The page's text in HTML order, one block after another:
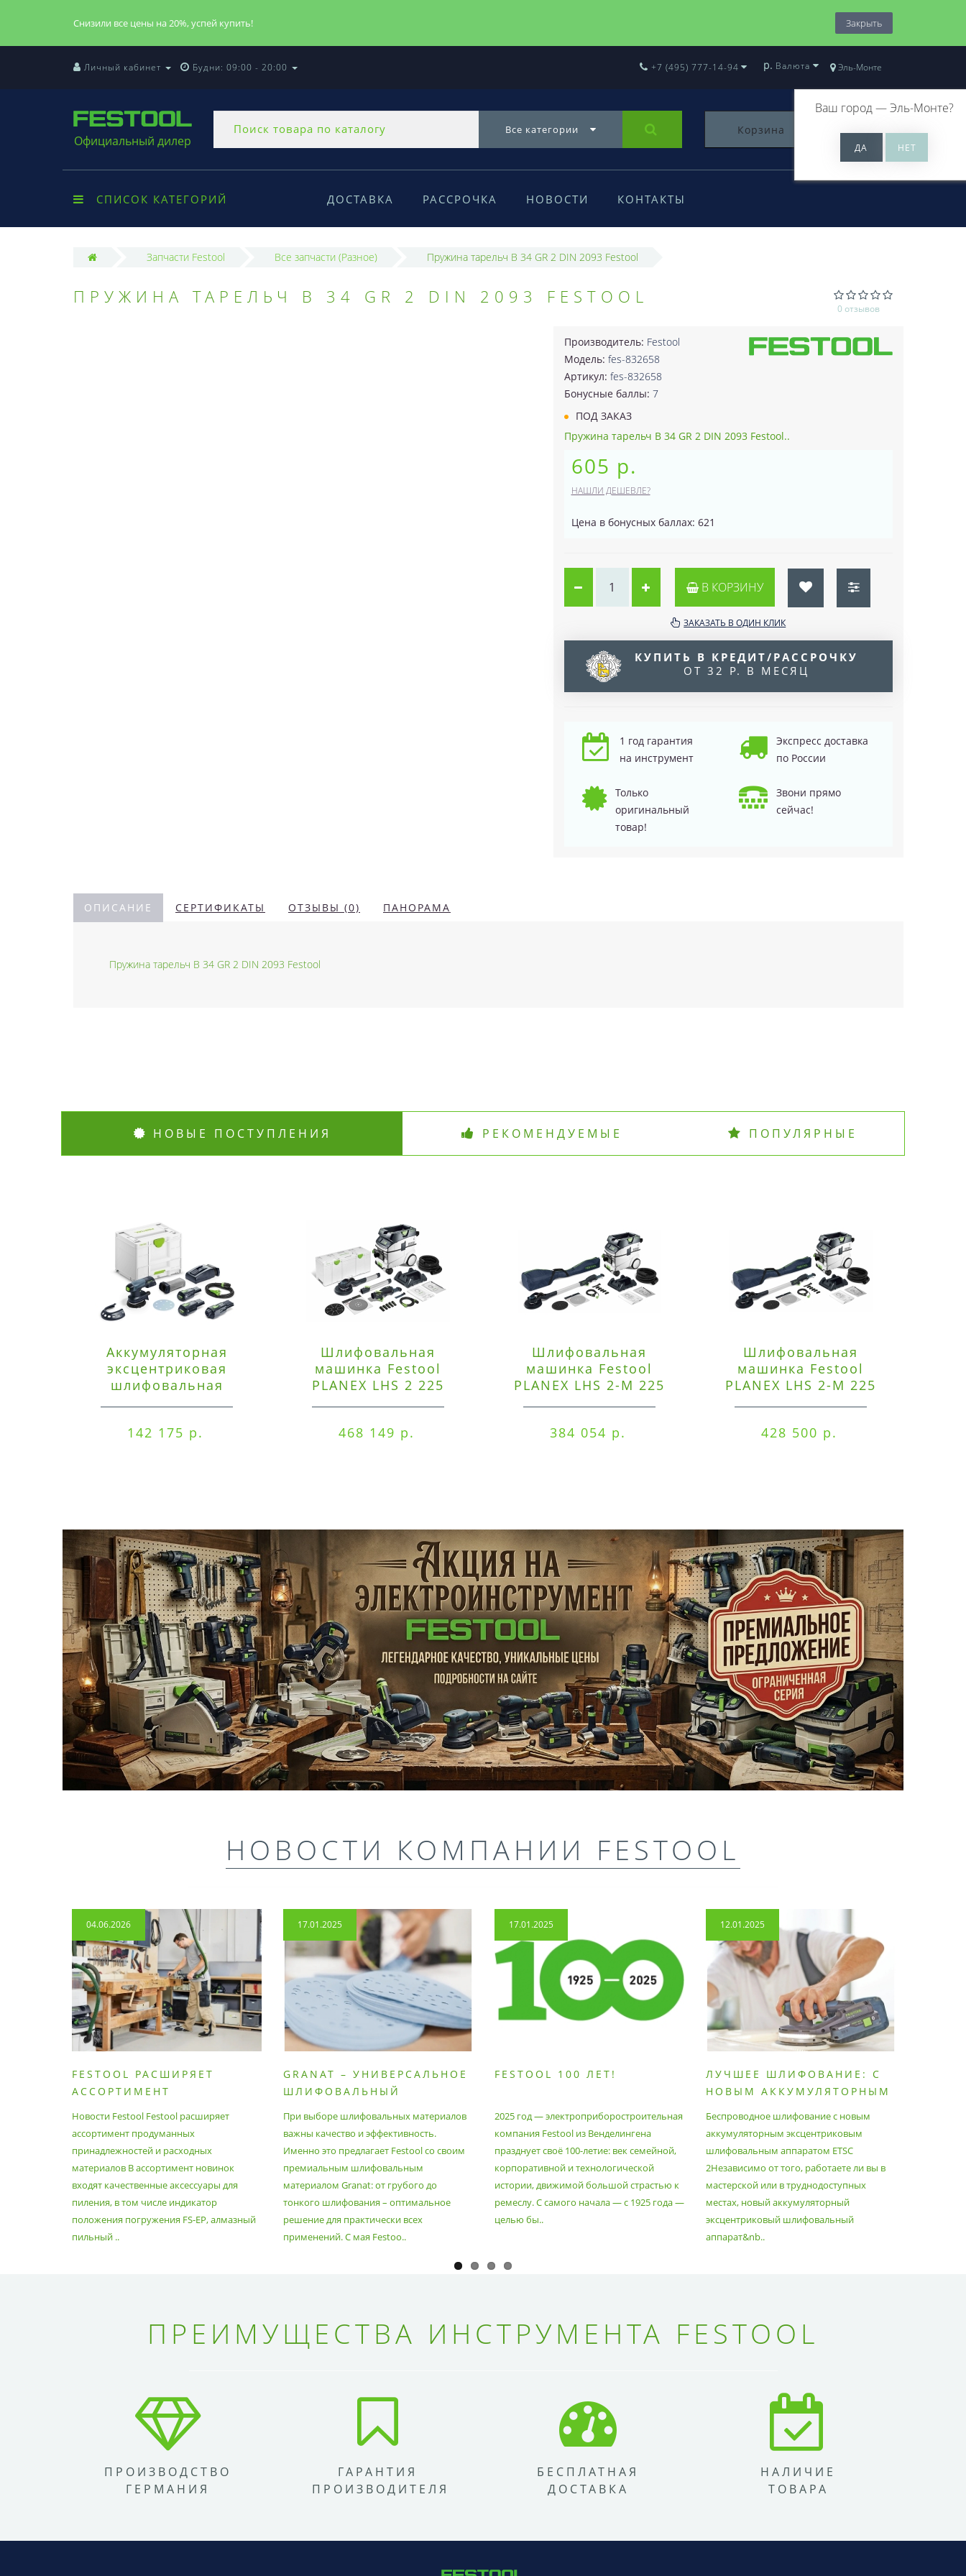
Снизили все цены на 20%, успей купить! Закрыть
Личный кабинет Будни: 09:00 - 20:00 Эль-Монте
Ваш город —Эль-Монте?
+7 (495) 777-14-94 р. Валюта
Официальный дилер
Все категории Корзина 0
СПИСОК КАТЕГОРИЙ ДОСТАВКА РАССРОЧКА НОВОСТИ КОНТАКТЫ
Запчасти Festool Все запчасти (Разное) Пружина тарельч B 34 GR 2 DIN 2093 Festool
ПРУЖИНА ТАРЕЛЬЧ B 34 GR 2 DIN 2093 FESTOOL
0 отзывов
Производитель: Festool
Модель: fes-832658
Артикул: fes-832658
Бонусные баллы: 7
ПОД ЗАКАЗ
Пружина тарельч B 34 GR 2 DIN 2093 Festool..
605 р.
НАШЛИ ДЕШЕВЛЕ?
Цена в бонусных баллах: 621
В КОРЗИНУ
ЗАКАЗАТЬ В ОДИН КЛИК
КУПИТЬ В КРЕДИТ/РАССРОЧКУ
ОТ 32 Р. В МЕСЯЦ
1 год гарантия
на инструмент
Экспресс доставка
по России
Только
оригинальный
товар!
Звони прямо
сейчас!
ОПИСАНИЕ СЕРТИФИКАТЫ ОТЗЫВЫ (0) ПАНОРАМА
Пружина тарельч B 34 GR 2 DIN 2093 Festool
НОВЫЕ ПОСТУПЛЕНИЯ РЕКОМЕНДУЕМЫЕ ПОПУЛЯРНЫЕ
Аккумуляторная
эксцентриковая
шлифовальная
142 175 р.
Шлифовальная
машинка Festool
PLANEX LHS 2 225
468 149 р.
Шлифовальная
машинка Festool
PLANEX LHS 2-M 225
384 054 р.
Шлифовальная
машинка Festool
PLANEX LHS 2-M 225
428 500 р.
НОВОСТИ КОМПАНИИ FESTOOL
04.06.2026
FESTOOL РАСШИРЯЕТ
АССОРТИМЕНТ
ПРИНАДЛЕЖНОСТЕЙ И
РАСХОДНЫХ МАТЕРИАЛОВ
Новости Festool Festool расширяет
ассортимент продуманных
принадлежностей и расходных
материалов В ассортимент новинок
входят качественные аксессуары для
пиления, в том числе индикатор
положения погружения FS-EP, алмазный
пильный ..
17.01.2025
GRANAT – УНИВЕРСАЛЬНОЕ
ШЛИФОВАЛЬНЫЙ
При выборе шлифовальных материалов
важны качество и эффективность.
Именно это предлагает Festool со своим
премиальным шлифовальным
материалом Granat: от грубого до
тонкого шлифования – оптимальное
решение для практически всех
применений. С мая Festoo..
17.01.2025
FESTOOL 100 ЛЕТ!
2025 год — электроприборостроительная
компания Festool из Венделингена
празднует своё 100-летие: век семейной,
корпоративной и технологической
истории, движимой большой страстью к
ремеслу. С самого начала — с 1925 года —
целью бы..
12.01.2025
ЛУЧШЕЕ ШЛИФОВАНИЕ: С
НОВЫМ АККУМУЛЯТОРНЫМ
АППАРАТОМ ETSC2
Беспроводное шлифование с новым
аккумуляторным эксцентриковым
шлифовальным аппаратом ETSC
2Независимо от того, работаете ли вы в
мастерской или в труднодоступных
местах, новый аккумуляторный
эксцентриковый шлифовальный
аппарат&nb..
ПРЕИМУЩЕСТВА ИНСТРУМЕНТА FESTOOL
ПРОИЗВОДСТВО
ГЕРМАНИЯ
ГАРАНТИЯ
ПРОИЗВОДИТЕЛЯ
БЕСПЛАТНАЯ
ДОСТАВКА
НАЛИЧИЕ
ТОВАРА